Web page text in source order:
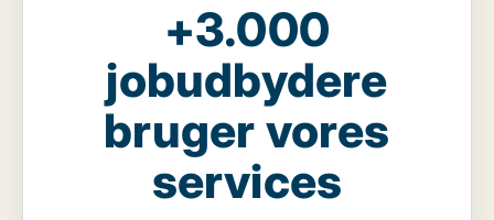
+3.000
jobudbydere
bruger vores
services